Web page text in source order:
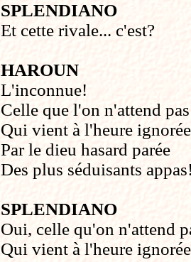
SPLENDIANO
Et cette rivale... c'est?
HAROUN
L'inconnue!
Celle que l'on n'attend pas
Qui vient à l'heure
Par le dieu hasard parée
Des plus séduisants
SPLENDIANO
Oui, celle qu'on n'attend
Qui vient à l'heure